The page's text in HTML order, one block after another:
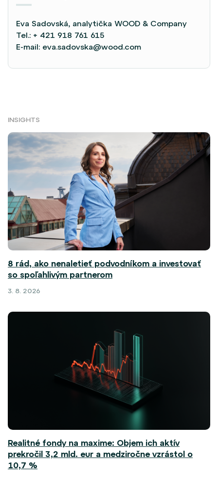
Eva Sadovská, analytička WOOD & Company
Tel.: + 421 918 761 615
E-mail: eva.sadovska@wood.com
INSIGHTS
8 rád, ako nenaletieť podvodníkom a investovať
so spoľahlivým partnerom
3. 8. 2026
Realitné fondy na maxime: Objem ich aktív
prekročil 3,2 mld. eur a medziročne vzrástol o
10,7 %